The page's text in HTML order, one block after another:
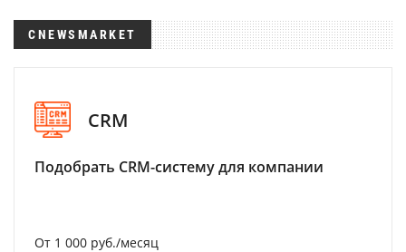
CNEWSMARKET
CRM
Подобрать CRM-систему для компании
От 1 000 руб./месяц